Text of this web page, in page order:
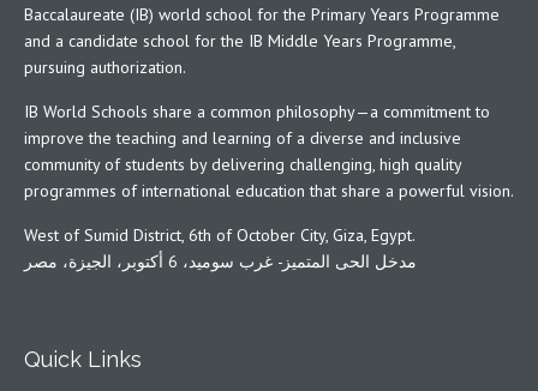
Baccalaureate (IB) world school for the Primary Years Programme
and a candidate school for the IB Middle Years Programme,
pursuing authorization.
IB World Schools share a common philosophy—a commitment to
improve the teaching and learning of a diverse and inclusive
community of students by delivering challenging, high quality
programmes of international education that share a powerful vision.
West of Sumid District, 6th of October City, Giza, Egypt.
مدخل الحى المتميز- غرب سوميد، 6 أكتوبر، الجيزة، مصر
Quick Links